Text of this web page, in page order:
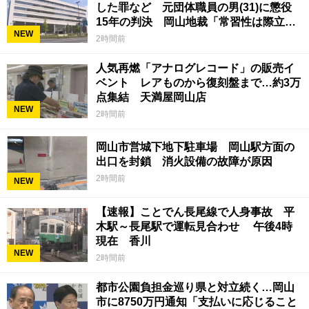
NEW
した罪など 元団体職員の男(31)に懲役
15年の判決 岡山地裁「常習性は際立っ
ていて被害結果も非常に重い」
2時間前
NEW
人気再燃「アナログレコード」の販売イ
ベント レアものから復刻盤まで…約3万
点集結 天満屋岡山店
2時間前
NEW
岡山市営城下地下駐車場 岡山駅方面の
出口を封鎖 消火設備の故障が原因
2時間前
NEW
【速報】ことでん長尾線で人身事故 平
木駅～長尾駅で運転見合わせ 午後4時
現在 香川
2時間前
都市公園負担金巡り県と対立続く…岡山
市に8750万円通知「支払いに応じること